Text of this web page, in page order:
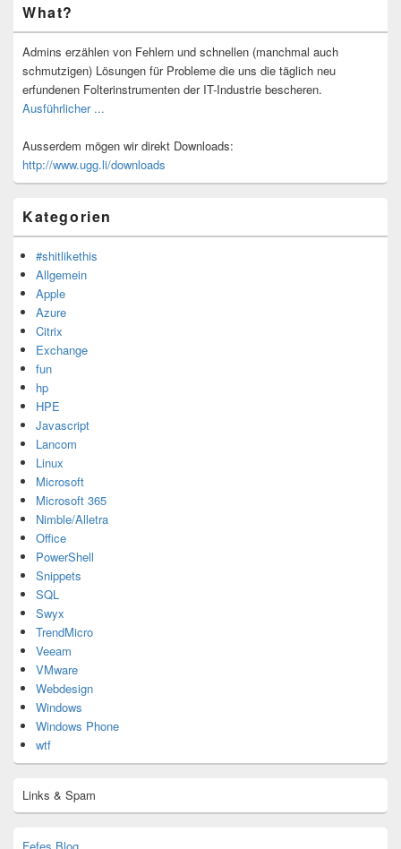
Seitenleisten-
Widgetbereich
What?
Admins erzählen von Fehlern und schnellen (manchmal auch
schmutzigen) Lösungen für Probleme die uns die täglich neu
erfundenen Folterinstrumenten der IT-Industrie bescheren.
Ausführlicher ...
Ausserdem mögen wir direkt Downloads:
http://www.ugg.li/downloads
Kategorien
#shitlikethis
Allgemein
Apple
Azure
Citrix
Exchange
fun
hp
HPE
Javascript
Lancom
Linux
Microsoft
Microsoft 365
Nimble/Alletra
Office
PowerShell
Snippets
SQL
Swyx
TrendMicro
Veeam
VMware
Webdesign
Windows
Windows Phone
wtf
Links & Spam
Fefes Blog